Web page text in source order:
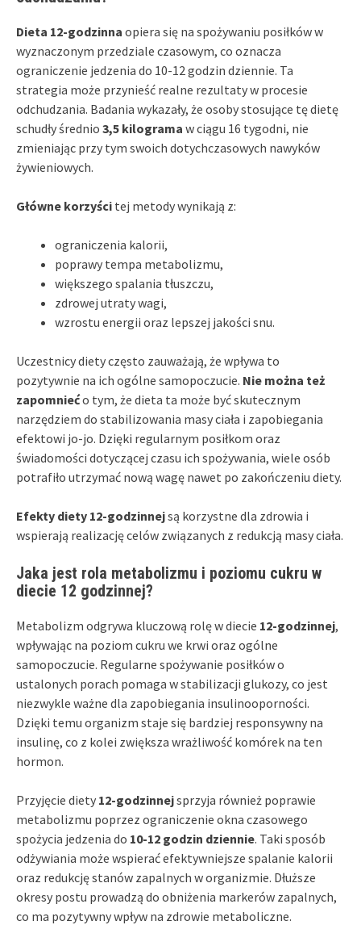
Dieta 12-godzinna opiera się na spożywaniu posiłków w
wyznaczonym przedziale czasowym, co oznacza
ograniczenie jedzenia do 10-12 godzin dziennie. Ta
strategia może przynieść realne rezultaty w procesie
odchudzania. Badania wykazały, że osoby stosujące tę dietę
schudły średnio 3,5 kilograma w ciągu 16 tygodni, nie
zmieniając przy tym swoich dotychczasowych nawyków
żywieniowych.
Główne korzyści tej metody wynikają z:
ograniczenia kalorii,
poprawy tempa metabolizmu,
większego spalania tłuszczu,
zdrowej utraty wagi,
wzrostu energii oraz lepszej jakości snu.
Uczestnicy diety często zauważają, że wpływa to
pozytywnie na ich ogólne samopoczucie. Nie można też
zapomniećo tym, że dieta ta może być skutecznym
narzędziem do stabilizowania masy ciała i zapobiegania
efektowi jo-jo. Dzięki regularnym posiłkom oraz
świadomości dotyczącej czasu ich spożywania, wiele osób
potrafiło utrzymać nową wagę nawet po zakończeniu diety.
Efekty diety 12-godzinnejsą korzystne dla zdrowia i
wspierają realizację celów związanych z redukcją masy ciała.
Jaka jest rola metabolizmu i poziomu cukru w
diecie 12 godzinnej?
Metabolizm odgrywa kluczową rolę w diecie 12-godzinnej,
wpływając na poziom cukru we krwi oraz ogólne
samopoczucie. Regularne spożywanie posiłków o
ustalonych porach pomaga w stabilizacji glukozy, co jest
niezwykle ważne dla zapobiegania insulinooporności.
Dzięki temu organizm staje się bardziej responsywny na
insulinę, co z kolei zwiększa wrażliwość komórek na ten
hormon.
Przyjęcie diety 12-godzinnejsprzyja również poprawie
metabolizmu poprzez ograniczenie okna czasowego
spożycia jedzenia do 10-12 godzin dziennie. Taki sposób
odżywiania może wspierać efektywniejsze spalanie kalorii
oraz redukcję stanów zapalnych w organizmie. Dłuższe
okresy postu prowadzą do obniżenia markerów zapalnych,
co ma pozytywny wpływ na zdrowie metaboliczne.